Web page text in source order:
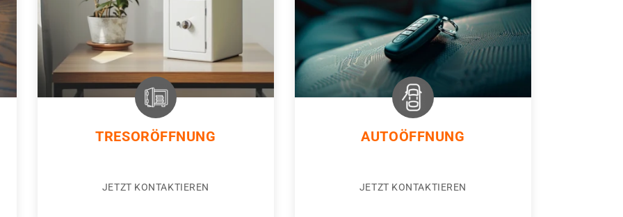
TRESORÖFFNUNG
JETZT KONTAKTIEREN
AUTOÖFFNUNG
JETZT KONTAKTIEREN